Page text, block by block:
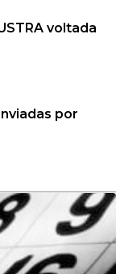
voltada
por